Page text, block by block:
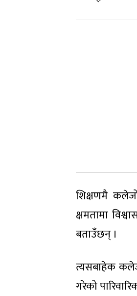
शिक्षणमै
क्षमतामा
बताउँछन् ।
त्यसबाहेक
गरेको